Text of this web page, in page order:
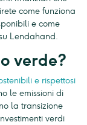
come funziona
e come
Lendahand.
verde?
e rispettosi
le emissioni di
la transizione
verdi